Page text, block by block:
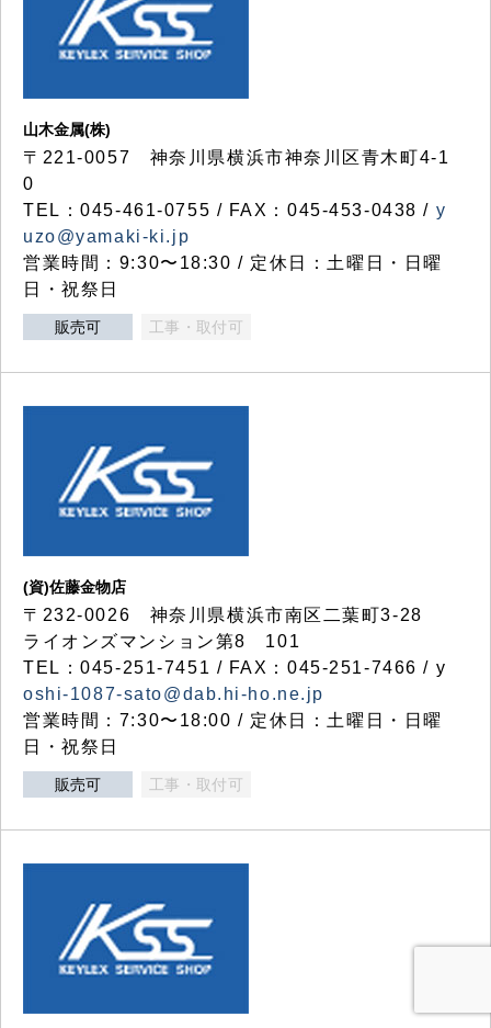
山木金属(株)
〒221-0057 神奈川県横浜市神奈川区青木町4-1
0
TEL：045-461-0755 / FAX：045-453-0438 / y
uzo@yamaki-ki.jp
営業時間：9:30〜18:30 / 定休日：土曜日・日曜
日・祝祭日
販売可 工事・取付可
(資)佐藤金物店
〒232-0026 神奈川県横浜市南区二葉町3-28
ライオンズマンション第8 101
TEL：045-251-7451 / FAX：045-251-7466 / y
oshi-1087-sato@dab.hi-ho.ne.jp
営業時間：7:30〜18:00 / 定休日：土曜日・日曜
日・祝祭日
販売可 工事・取付可